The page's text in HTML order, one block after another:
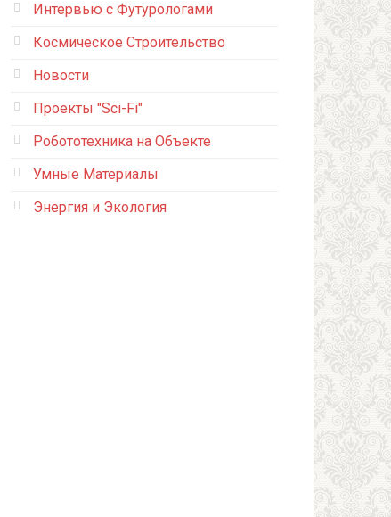
Интервью с Футурологами
Космическое Строительство
Новости
Проекты "Sci-Fi"
Робототехника на Объекте
Умные Материалы
Энергия и Экология